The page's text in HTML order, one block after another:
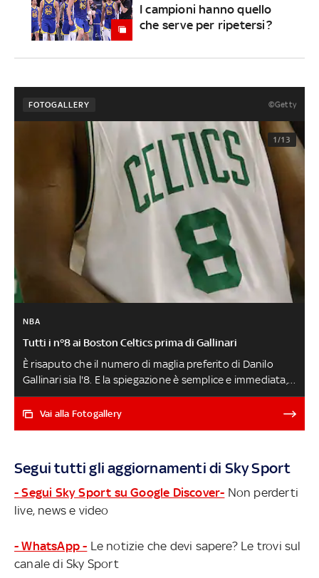
I campioni hanno quello
che serve per ripetersi?
FOTOGALLERY ©Getty
1/13
NBA
Tutti i n°8 ai Boston Celtics prima di Gallinari
È risaputo che il numero di maglia preferito di Danilo
Gallinari sia l'8. E la spiegazione è semplice e immediata,
per uno nato l'8/8/88. Lo ha avuto in tutte le sue tappe
NBA, da New York a Denver, dai Clippers a Oklahoma City
lo hanno indossato in biancoverde prima di lui.
Scopriamo chi
Vai alla Fotogallery
Segui tutti gli aggiornamenti di Sky Sport
- Segui Sky Sport su Google Discover- Non perderti
live, news e video
- WhatsApp - Le notizie che devi sapere? Le trovi sul
canale di Sky Sport